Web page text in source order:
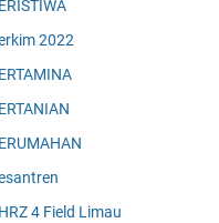
2022
4 Field Limau